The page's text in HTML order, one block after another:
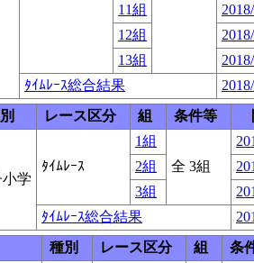
11組
12組
13組
ﾀｲﾑﾚｰｽ総合結果
レース区分 組 条件等
学
ﾀｲﾑﾚｰｽ
1組
全 3組
2組
3組
ﾀｲﾑﾚｰｽ総合結果
種別 レース区分 組
条